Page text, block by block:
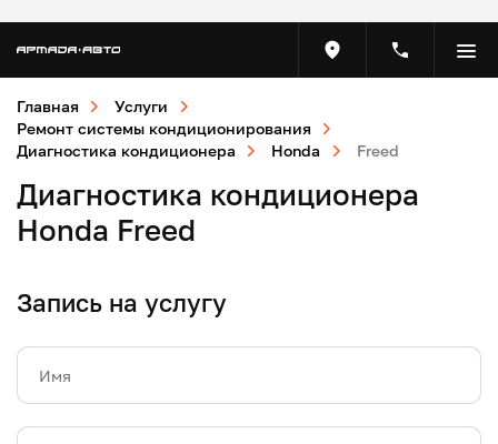
Главная
Услуги
Ремонт системы кондиционирования
Диагностика кондиционера
Honda Freed
Диагностика кондиционера
Honda Freed
Запись на услугу
Имя